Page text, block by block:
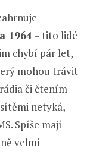
1964– tito lidé
chybí pár let,
mohou trávit
či čtením
netyká,
Spíše mají
velmi